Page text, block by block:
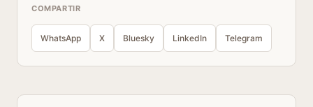
COMPARTIR
WhatsApp X Bluesky LinkedIn Telegram